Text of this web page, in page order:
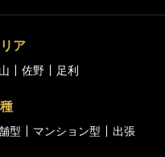
ア
佐野 足利
型 マンション型 出張